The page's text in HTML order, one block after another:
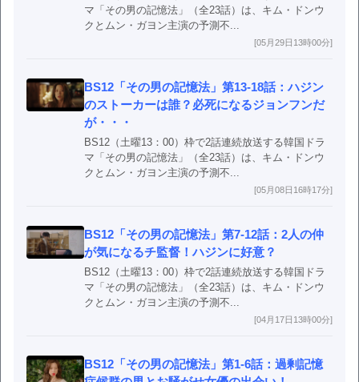
マ「その男の記憶法」（全23話）は、キム・ドンウ
クとムン・ガヨン主演の予測不...
[05月29日13時00分]
BS12「その男の記憶法」第13-18話：ハジン
のストーカーは誰？必死になるジョンフンだ
が・・・
BS12（土曜13：00）枠で2話連続放送する韓国ドラ
マ「その男の記憶法」（全23話）は、キム・ドンウ
クとムン・ガヨン主演の予測不...
[05月08日16時17分]
BS12「その男の記憶法」第7-12話：2人の仲
が気になるチ監督！ハジンに好意？
BS12（土曜13：00）枠で2話連続放送する韓国ドラ
マ「その男の記憶法」（全23話）は、キム・ドンウ
クとムン・ガヨン主演の予測不...
[04月17日13時00分]
BS12「その男の記憶法」第1-6話：過剰記憶